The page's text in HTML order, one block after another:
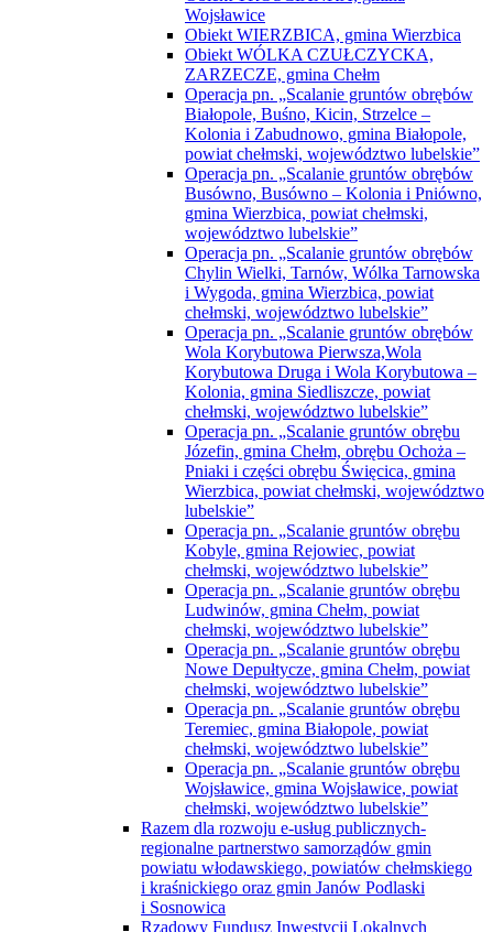
Wojsławice
Obiekt WIERZBICA, gmina Wierzbica
Obiekt WÓLKA CZUŁCZYCKA,
ZARZECZE, gmina Chełm
Operacja pn. „Scalanie gruntów obrębów
Białopole, Buśno, Kicin, Strzelce –
Kolonia i Zabudnowo, gmina Białopole,
powiat chełmski, województwo lubelskie”
Operacja pn. „Scalanie gruntów obrębów
Busówno, Busówno – Kolonia i Pniówno,
gmina Wierzbica, powiat chełmski,
województwo lubelskie”
Operacja pn. „Scalanie gruntów obrębów
Chylin Wielki, Tarnów, Wólka Tarnowska
i Wygoda, gmina Wierzbica, powiat
chełmski, województwo lubelskie”
Operacja pn. „Scalanie gruntów obrębów
Wola Korybutowa Pierwsza,Wola
Korybutowa Druga i Wola Korybutowa –
Kolonia, gmina Siedliszcze, powiat
chełmski, województwo lubelskie”
Operacja pn. „Scalanie gruntów obrębu
Józefin, gmina Chełm, obrębu Ochoża –
Pniaki i części obrębu Święcica, gmina
Wierzbica, powiat chełmski, województwo
lubelskie”
Operacja pn. „Scalanie gruntów obrębu
Kobyle, gmina Rejowiec, powiat
chełmski, województwo lubelskie”
Operacja pn. „Scalanie gruntów obrębu
Ludwinów, gmina Chełm, powiat
chełmski, województwo lubelskie”
Operacja pn. „Scalanie gruntów obrębu
Nowe Depułtycze, gmina Chełm, powiat
chełmski, województwo lubelskie”
Operacja pn. „Scalanie gruntów obrębu
Teremiec, gmina Białopole, powiat
chełmski, województwo lubelskie”
Operacja pn. „Scalanie gruntów obrębu
Wojsławice, gmina Wojsławice, powiat
chełmski, województwo lubelskie”
Razem dla rozwoju e-usług publicznych-
regionalne partnerstwo samorządów gmin
powiatu włodawskiego, powiatów chełmskiego
i kraśnickiego oraz gmin Janów Podlaski
i Sosnowica
Rządowy Fundusz Inwestycji Lokalnych